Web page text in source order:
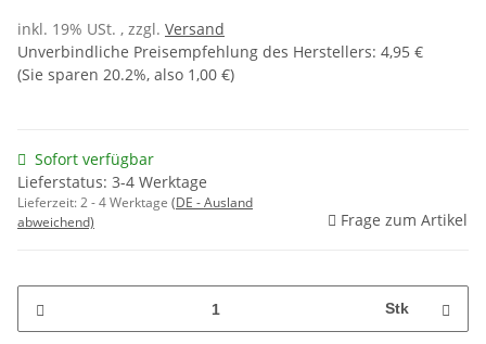
inkl. 19% USt. , zzgl. Versand
Unverbindliche Preisempfehlung des Herstellers: 4,95 €
(Sie sparen 20.2%, also 1,00 €)
Sofort verfügbar
Lieferstatus: 3-4 Werktage
Lieferzeit:2 - 4 Werktage (DE - Ausland
abweichend)
Frage zum Artikel
Stk